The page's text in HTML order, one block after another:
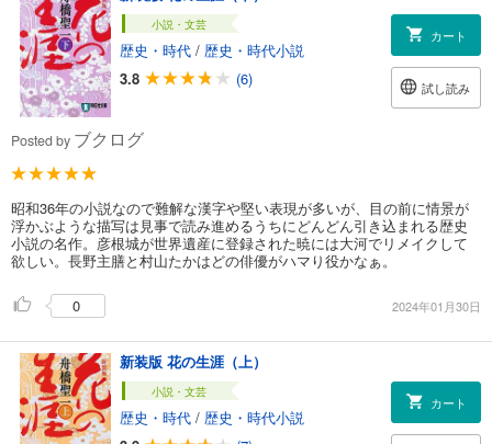
小説・文芸
歴史・時代 / 歴史・時代小説
3.8
(6)
カート
試し読み
Posted by ブクログ
昭和36年の小説なので難解な漢字や堅い表現が多いが、目の前に情景が
浮かぶような描写は見事で読み進めるうちにどんどん引き込まれる歴史
小説の名作。彦根城が世界遺産に登録された暁には大河でリメイクして
欲しい。長野主膳と村山たかはどの俳優がハマり役かなぁ。
0 2024年01月30日
新装版 花の生涯（上）
小説・文芸
歴史・時代 / 歴史・時代小説
カート